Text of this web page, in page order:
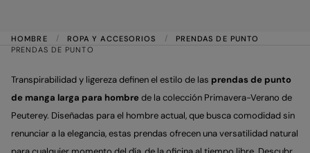
HOMBRE ROPA Y ACCESORIOS
PRENDAS DE PUNTO
PRENDAS DE PUNTO
Transpirabilidad y ligereza definen el estilo de las prendas de punto
de manga larga para hombrede la colección Primavera-Verano de
Peuterey. Diseñadas para el hombre actual, que busca comodidad sin
renunciar a la elegancia, estas prendas ofrecen una versatilidad natural